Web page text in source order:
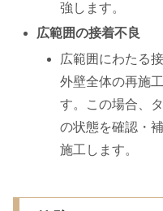
強します。
広範囲の接着不良
広範囲にわたる
外壁全体の再施
す。この場合、
の状態を確認・
施工します。